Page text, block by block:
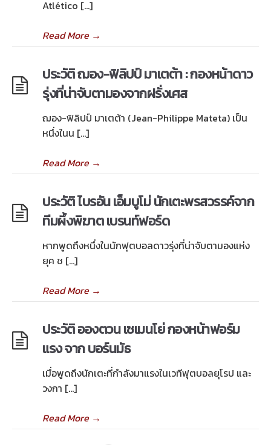
Atlético […]
Read More→
ประวัติ ฌอง-ฟิลิปป์ มาเตต้า : กองหน้าดาว
รุ่งที่น่าจับตามองจากฝรั่งเศส
ฌอง-ฟิลิปป์ มาเตต้า (Jean-Philippe Mateta) เป็น
หนึ่งในน […]
Read More→
ประวัติ ไบรอัน เอ็มบูโม่ นักเตะพรสวรรค์จาก
ทีมผึ้งพิฆาต เบรนท์ฟอร์ด
หากพูดถึงหนึ่งในนักฟุตบอลดาวรุ่งที่น่าจับตามองแห่ง
ยุค ช […]
Read More→
ประวัติ อองตวน เซเมนโย่ กองหน้าฟอร์ม
แรง จาก บอร์นมัธ
เมื่อพูดถึงนักเตะที่กำลังมาแรงในเวทีฟุตบอลยุโรป และ
วงกา […]
Read More→